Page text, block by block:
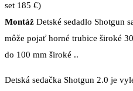
set 185 €)
Montáž Detské sedadlo Shotgun
môže pojať horné trubice široké
do 100 mm široké ..
Detská sedačka Shotgun 2.0 je